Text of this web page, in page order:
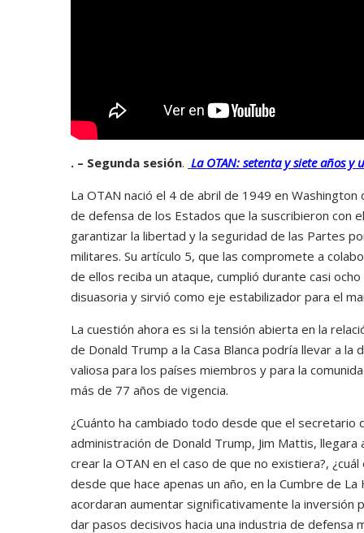
. – Segunda sesión. La OTAN: setenta y siete años y
La OTAN nació el 4 de abril de 1949 en Washington
de defensa de los Estados que la suscribieron con
garantizar la libertad y la seguridad de las Partes
militares. Su artículo 5, que las compromete a
de ellos reciba un ataque, cumplió durante casi
disuasoria y sirvió como eje estabilizador para el
La cuestión ahora es si la tensión abierta en la
de Donald Trump a la Casa Blanca podría llevar a la
valiosa para los países miembros y para la
más de 77 años de vigencia.
¿Cuánto ha cambiado todo desde que el secretario
administración de Donald Trump, Jim Mattis,
crear la OTAN en el caso de que no existiera?,
desde que hace apenas un año, en la Cumbre de
acordaran aumentar significativamente la inversión
dar pasos decisivos hacia una industria de defensa